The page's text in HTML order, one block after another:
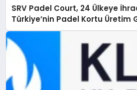
SRV Padel Court, 24 Ülkeye
Türkiye’nin Padel Kortu Üretim